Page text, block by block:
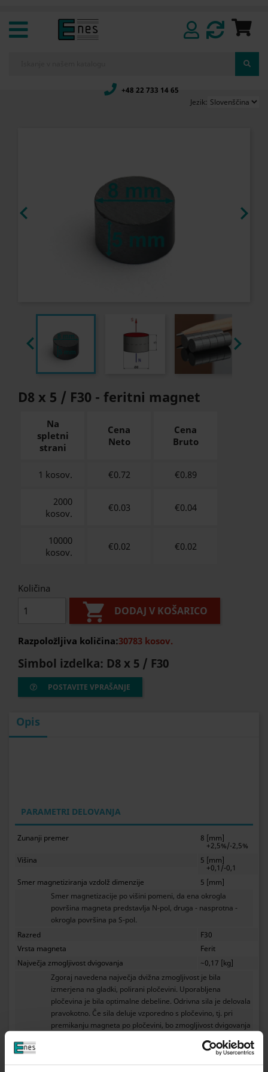
+48 22 733 14 65
Jezik:
 
 
D8 x 5 / F30 - feritni magnet
Na
spletni
strani
Cena
Neto
Cena
Bruto
1 kosov. €0.72 €0.89
2000
kosov.
€0.03 €0.04
10000
kosov.
€0.02 €0.02
Količina
 DODAJ V KOŠARICO
Razpoložljiva količina:30783 kosov.
Simbol izdelka: D8 x 5 / F30
POSTAVITE VPRAŠANJE
Opis
PARAMETRI DELOVANJA
Zunanji premer 8 [mm]
+2,5%/-2,5%
Višina
5 [mm]
+0,1/-0,1
Smer magnetiziranja vzdolž dimenzije
5 [mm]
Smer magnetizacije po višini pomeni, da ena okrogla
površina magneta predstavlja N-pol, druga - nasprotna -
okrogla površina pa S-pol.
Razred
F30
Vrsta magneta
Ferit
Največja zmogljivost dvigovanja
~0,17 [kg]
Zgoraj navedena največja dvižna zmogljivost je bila
izmerjena na gladki, polirani pločevini. Uporabljena
pločevina je bila optimalne debeline. Odrivna sila je delovala
pravokotno. Če sila deluje vzporedno s pločevino, tj. pri
premikanju magneta po pločevini, bo zmogljivost dvigovanja
pločevino, ki nastane, če je pločevina prekrita s plastjo barve